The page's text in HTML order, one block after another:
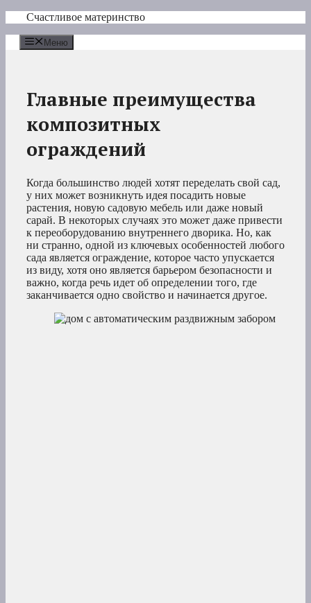
Перейти
содержимому
Счастливое материнство
Меню
Главные преимущества
композитных
ограждений
Когда большинство людей хотят переделать свой сад,
у них может возникнуть идея посадить новые
растения, новую садовую мебель или даже новый
сарай. В некоторых случаях это может даже привести
к переоборудованию внутреннего дворика. Но, как
ни странно, одной из ключевых особенностей любого
сада является ограждение, которое часто упускается
из виду, хотя оно является барьером безопасности и
важно, когда речь идет об определении того, где
заканчивается одно свойство и начинается другое.